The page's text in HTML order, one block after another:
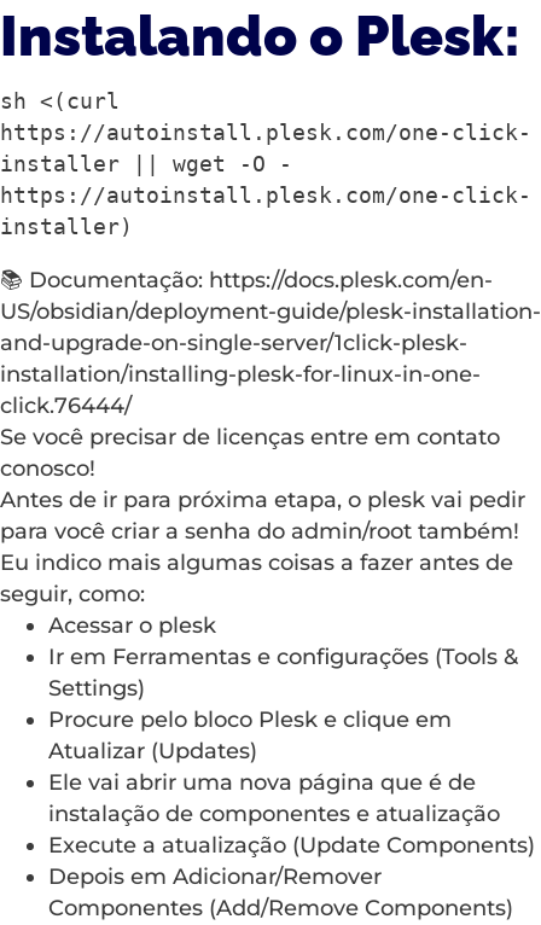
Instalando o Plesk:
sh <(curl
https://autoinstall.plesk.com/one-click-
installer || wget -O -
https://autoinstall.plesk.com/one-click-
installer)
📚 Documentação: https://docs.plesk.com/en-
US/obsidian/deployment-guide/plesk-installation-
and-upgrade-on-single-server/1click-plesk-
installation/installing-plesk-for-linux-in-one-
click.76444/
Se você precisar de licenças entre em contato
conosco!
Antes de ir para próxima etapa, o plesk vai pedir
para você criar a senha do admin/root também!
Eu indico mais algumas coisas a fazer antes de
seguir, como:
Acessar o plesk
Ir em Ferramentas e configurações (Tools &
Settings)
Procure pelo bloco Plesk e clique em
Atualizar (Updates)
Ele vai abrir uma nova página que é de
instalação de componentes e atualização
Execute a atualização (Update Components)
Depois em Adicionar/Remover
Componentes (Add/Remove Components)